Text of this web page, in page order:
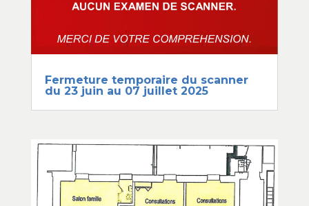
Fermeture temporaire du scanner
du 23 juin au 07 juillet 2025